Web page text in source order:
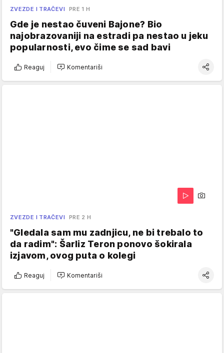
ZVEZDE I TRAČEVI PRE 1 H
Gde je nestao čuveni Bajone? Bio
najobrazovaniji na estradi pa nestao u jeku
popularnosti, evo čime se sad bavi
Reaguj Komentariši
ZVEZDE I TRAČEVI PRE 2 H
"Gledala sam mu zadnjicu, ne bi trebalo to
da radim": Šarliz Teron ponovo šokirala
izjavom, ovog puta o kolegi
Reaguj Komentariši